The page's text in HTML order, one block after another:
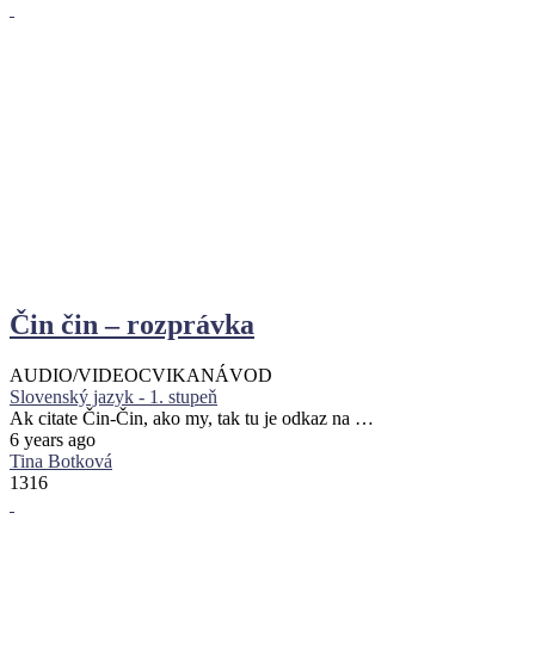
Čin čin – rozprávka
AUDIO/VIDEOCVIKANÁVOD
Slovenský jazyk - 1. stupeň
Ak citate Čin-Čin, ako my, tak tu je odkaz na …
6 years ago
Tina Botková
1316